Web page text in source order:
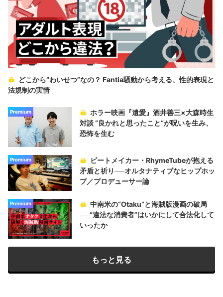
どこから“わいせつ”なの？ Fantia騒動から考える、性的表現と
法規制の実情
Premium
ホラー映画『遺愛』酒井善三×大森時生
対談 “良かれと思ったこと“が呪いを生み、
恐怖を生む
Premium
ビートメイカー・RhymeTubeが抱える
矛盾と祈り──オルタナティブなヒップホッ
プ／プロデューサー論
Premium
中南米の“Otaku”と海賊版漫画の破局
──“違法な消費者”はいかにして合法化して
いったか
もっと見る